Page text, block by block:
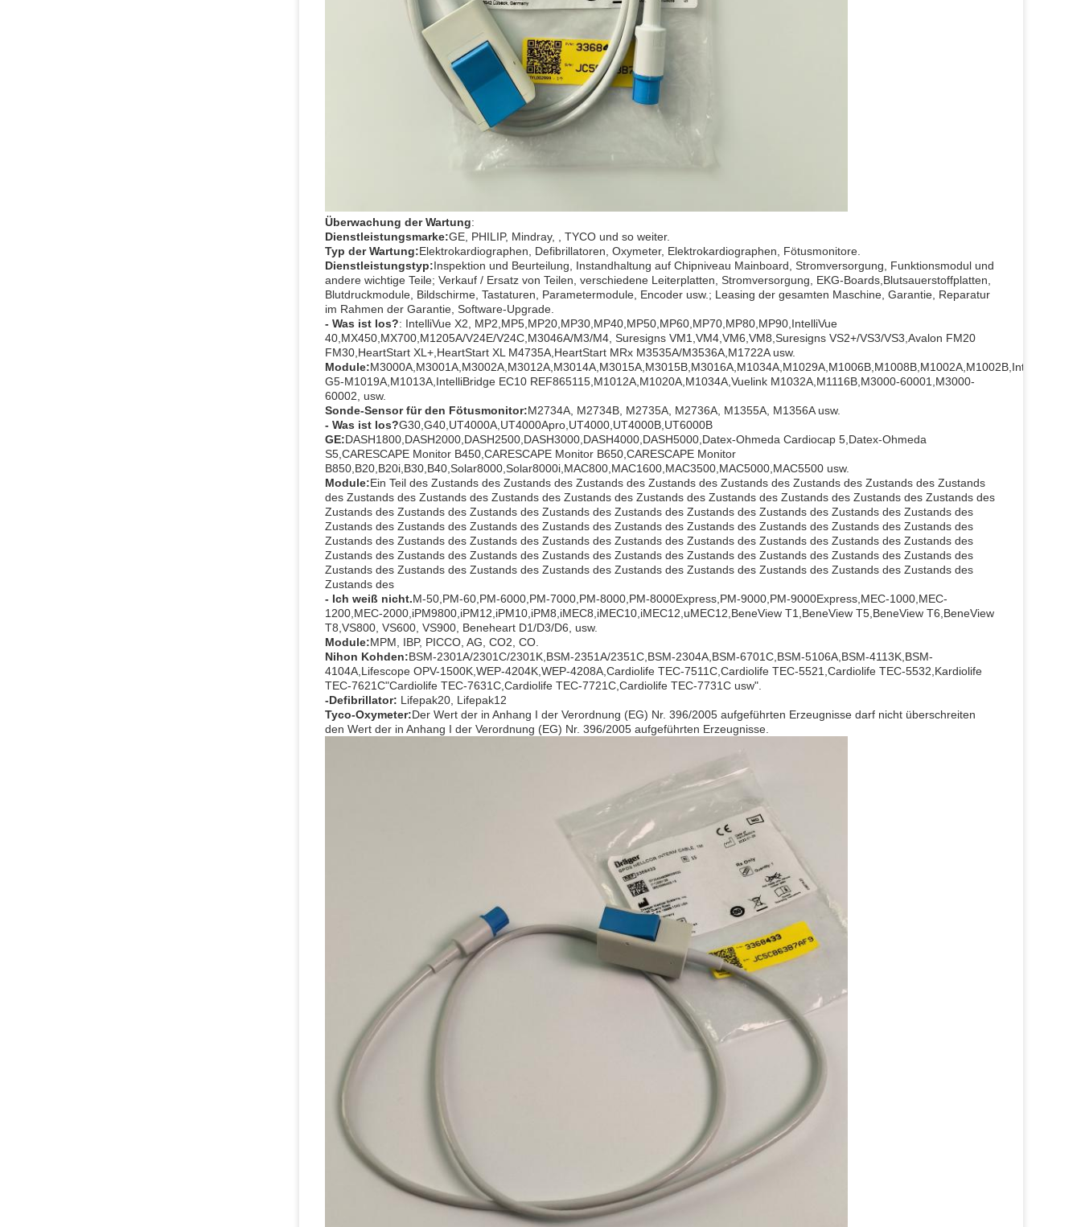
Überwachung der Wartung:
Dienstleistungsmarke:GE, PHILIP, Mindray, , TYCO und so weiter.
Typ der Wartung:Elektrokardiographen, Defibrillatoren, Oxymeter, Elektrokardiographen, Fötusmonitore.
Dienstleistungstyp:Inspektion und Beurteilung, Instandhaltung auf Chipniveau Mainboard, Stromversorgung, Funktionsmodul und
andere wichtige Teile; Verkauf / Ersatz von Teilen, verschiedene Leiterplatten, Stromversorgung, EKG-Boards,Blutsauerstoffplatten,
Blutdruckmodule, Bildschirme, Tastaturen, Parametermodule, Encoder usw.; Leasing der gesamten Maschine, Garantie, Reparatur
im Rahmen der Garantie, Software-Upgrade.
- Was ist los?: IntelliVue X2, MP2,MP5,MP20,MP30,MP40,MP50,MP60,MP70,MP80,MP90,IntelliVue
40,MX450,MX700,M1205A/V24E/V24C,M3046A/M3/M4, Suresigns VM1,VM4,VM6,VM8,Suresigns VS2+/VS3/VS3,Avalon FM20
FM30,HeartStart XL+,HeartStart XL M4735A,HeartStart MRx M3535A/M3536A,M1722A usw.
Module:M3000A,M3001A,M3002A,M3012A,M3014A,M3015A,M3015B,M3016A,M1034A,M1029A,M1006B,M1008B,M1002A,M1002B,IntelliVue
G5-M1019A,M1013A,IntelliBridge EC10 REF865115,M1012A,M1020A,M1034A,Vuelink M1032A,M1116B,M3000-60001,M3000-
60002, usw.
Sonde-Sensor für den Fötusmonitor:M2734A, M2734B, M2735A, M2736A, M1355A, M1356A usw.
- Was ist los?G30,G40,UT4000A,UT4000Apro,UT4000,UT4000B,UT6000B
GE:DASH1800,DASH2000,DASH2500,DASH3000,DASH4000,DASH5000,Datex-Ohmeda Cardiocap 5,Datex-Ohmeda
S5,CARESCAPE Monitor B450,CARESCAPE Monitor B650,CARESCAPE Monitor
B850,B20,B20i,B30,B40,Solar8000,Solar8000i,MAC800,MAC1600,MAC3500,MAC5000,MAC5500 usw.
Module:Ein Teil des Zustands des Zustands des Zustands des Zustands des Zustands des Zustands des Zustands des Zustands
des Zustands des Zustands des Zustands des Zustands des Zustands des Zustands des Zustands des Zustands des Zustands des
Zustands des Zustands des Zustands des Zustands des Zustands des Zustands des Zustands des Zustands des Zustands des
Zustands des Zustands des Zustands des Zustands des Zustands des Zustands des Zustands des Zustands des Zustands des
Zustands des Zustands des Zustands des Zustands des Zustands des Zustands des Zustands des Zustands des Zustands des
Zustands des Zustands des Zustands des Zustands des Zustands des Zustands des Zustands des Zustands des Zustands des
Zustands des Zustands des Zustands des Zustands des Zustands des Zustands des Zustands des Zustands des Zustands des
Zustands des
- Ich weiß nicht.M-50,PM-60,PM-6000,PM-7000,PM-8000,PM-8000Express,PM-9000,PM-9000Express,MEC-1000,MEC-
1200,MEC-2000,iPM9800,iPM12,iPM10,iPM8,iMEC8,iMEC10,iMEC12,uMEC12,BeneView T1,BeneView T5,BeneView T6,BeneView
T8,VS800, VS600, VS900, Beneheart D1/D3/D6, usw.
Module:MPM, IBP, PICCO, AG, CO2, CO.
Nihon Kohden:BSM-2301A/2301C/2301K,BSM-2351A/2351C,BSM-2304A,BSM-6701C,BSM-5106A,BSM-4113K,BSM-
4104A,Lifescope OPV-1500K,WEP-4204K,WEP-4208A,Cardiolife TEC-7511C,Cardiolife TEC-5521,Cardiolife TEC-5532,Kardiolife
TEC-7621C"Cardiolife TEC-7631C,Cardiolife TEC-7721C,Cardiolife TEC-7731C usw".
-Defibrillator: Lifepak20, Lifepak12
Tyco-Oxymeter:Der Wert der in Anhang I der Verordnung (EG) Nr. 396/2005 aufgeführten Erzeugnisse darf nicht überschreiten
den Wert der in Anhang I der Verordnung (EG) Nr. 396/2005 aufgeführten Erzeugnisse.